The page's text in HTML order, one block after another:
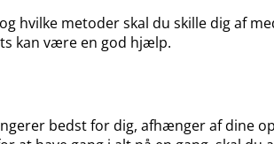
metoder skal du skille dig af
kan være en god hjælp.
bedst for dig, afhænger af dine